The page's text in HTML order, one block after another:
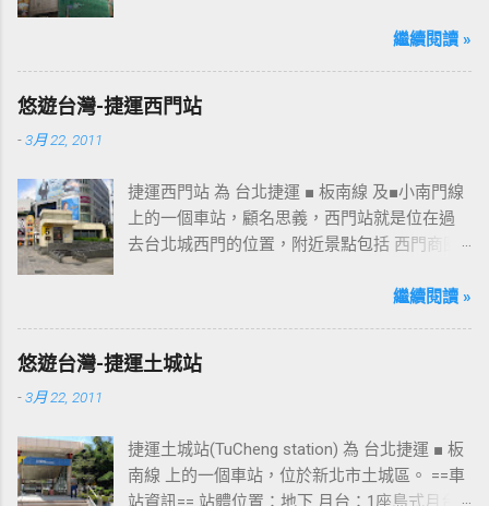
桃園的民眾又有一個聚餐旅遊的好去處囉!!但今
趴走將持續為讀者們追蹤其動態消息，請各位
開始期待開幕日的來臨吧！ 南華飯店施工中現
繼續閱讀 »
悠遊台灣-捷運西門站
-3月 22, 2011
捷運西門站 為 台北捷運 ■ 板南線 及■小南門線
上的一個車站，顧名思義，西門站就是位在過
去台北城西門的位置，附近景點包括 西門商圈
圖中的六號出口，因位處 西門商圈 之入口，成
等候的標的物，也是是最容易堵塞的出口。 捷
運西門站六號出口&西門町商圈 板南線上車站 [
站 ] - [ 龍山寺站 ] - [ 西門站 ] - [ 台北車站 ] - [
善導寺站 ] - [ 忠孝新生站 ] - [ 忠孝復興站 ] - [
繼續閱讀 »
悠遊台灣-捷運土城站
-3月 22, 2011
捷運土城站(TuCheng station) 為 台北捷運 ■ 板
南線 上的一個車站，位於新北市土城區。 ==車
站資訊== 站體位置：地下 月台：1座島式月台